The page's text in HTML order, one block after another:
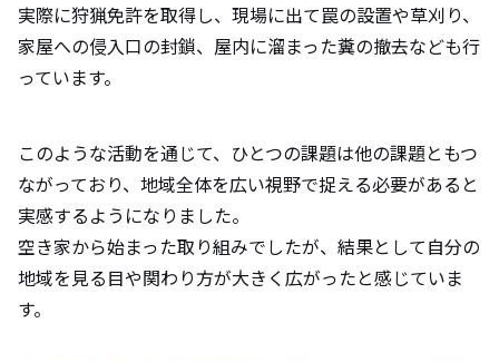
実際に狩猟免許を取得し、現場に出て罠の設置や草刈り、
家屋への侵入口の封鎖、屋内に溜まった糞の撤去なども行
っています。
このような活動を通じて、ひとつの課題は他の課題ともつ
ながっており、地域全体を広い視野で捉える必要があると
実感するようになりました。
空き家から始まった取り組みでしたが、結果として自分の
地域を見る目や関わり方が大きく広がったと感じていま
す。